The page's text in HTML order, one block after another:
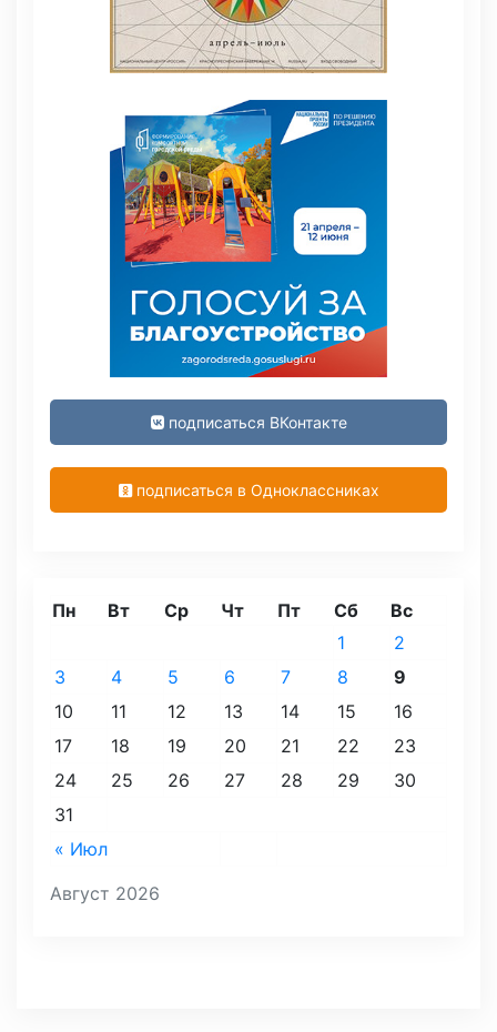
подписаться ВКонтакте
подписаться в Одноклассниках
Август 2026
Пн Вт Ср Чт Пт Сб Вс
« Июл
1
2
3
4 5 6 7 8
9
10
11 12 13 14 15
16
17
18 19 20 21 22
23
24
25 26 27 28 29
30
31